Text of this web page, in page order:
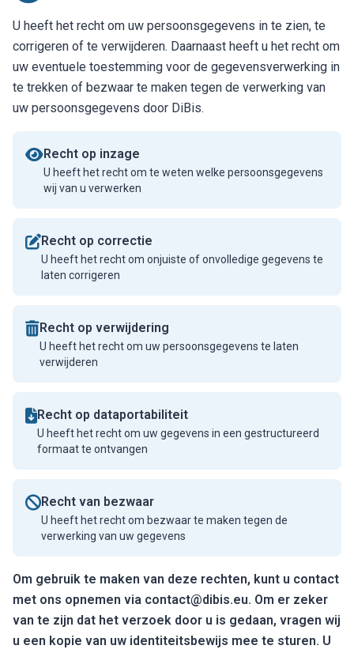
U heeft het recht om uw persoonsgegevens in te zien, te
corrigeren of te verwijderen. Daarnaast heeft u het recht om
uw eventuele toestemming voor de gegevensverwerking in
te trekken of bezwaar te maken tegen de verwerking van
uw persoonsgegevens door DiBis.
Recht op inzage
U heeft het recht om te weten welke persoonsgegevens
wij van u verwerken
Recht op correctie
U heeft het recht om onjuiste of onvolledige gegevens te
laten corrigeren
Recht op verwijdering
U heeft het recht om uw persoonsgegevens te laten
verwijderen
Recht op dataportabiliteit
U heeft het recht om uw gegevens in een gestructureerd
formaat te ontvangen
Recht van bezwaar
U heeft het recht om bezwaar te maken tegen de
verwerking van uw gegevens
Om gebruik te maken van deze rechten, kunt u contact
met ons opnemen via contact@dibis.eu. Om er zeker
van te zijn dat het verzoek door u is gedaan, vragen wij
u een kopie van uw identiteitsbewijs mee te sturen. U